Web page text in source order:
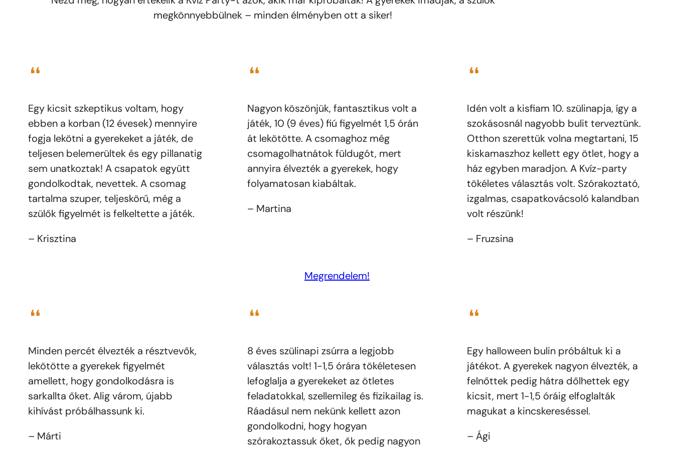
megkönnyebbülnek – minden élményben ott a siker!
❝
Egy kicsit szkeptikus voltam, hogy
ebben a korban (12 évesek) mennyire
fogja lekötni a gyerekeket a játék, de
teljesen belemerültek és egy pillanatig
sem unatkoztak! A csapatok együtt
gondolkodtak, nevettek. A csomag
tartalma szuper, teljeskörű, még a
szülők figyelmét is felkeltette a játék.
– Krisztina
❝
Nagyon köszönjük, fantasztikus volt a
játék, 10 (9 éves) fiú figyelmét 1,5 órán
át lekötötte. A csomaghoz még
csomagolhatnátok füldugót, mert
annyira élvezték a gyerekek, hogy
folyamatosan kiabáltak.
– Martina
❝
Idén volt a kisfiam 10. szülinapja, így a
szokásosnál nagyobb bulit terveztünk.
Otthon szerettük volna megtartani, 15
kiskamaszhoz kellett egy ötlet, hogy a
ház egyben maradjon. A Kvíz-party
tökéletes választás volt. Szórakoztató,
izgalmas, csapatkovácsoló kalandban
volt részünk!
– Fruzsina
Megrendelem!
❝
Minden percét élvezték a résztvevők,
lekötötte a gyerekek figyelmét
amellett, hogy gondolkodásra is
sarkallta őket. Alig várom, újabb
kihívást próbálhassunk ki.
– Márti
❝
8 éves szülinapi zsúrra a legjobb
választás volt! 1-1,5 órára tökéletesen
lefoglalja a gyerekeket az ötletes
feladatokkal, szellemileg és fizikailag is.
Ráadásul nem nekünk kellett azon
gondolkodni, hogy hogyan
szórakoztassuk őket, ők pedig nagyon
❝
Egy halloween bulin próbáltuk ki a
játékot. A gyerekek nagyon élvezték, a
felnőttek pedig hátra dőlhettek egy
kicsit, mert 1-1,5 óráig elfoglalták
magukat a kincskereséssel.
– Ági